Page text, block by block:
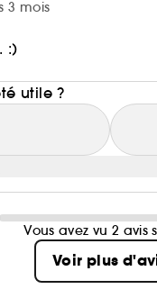
3 mois
:)
utile ?
Vous avez vu 2 avis
Voir plus